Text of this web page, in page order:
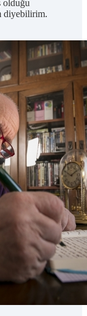
olduğu
diyebilirim.